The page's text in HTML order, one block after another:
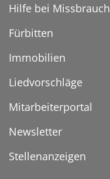
Hilfe bei Missbrauch
Fürbitten
Immobilien
Liedvorschläge
Mitarbeiterportal
Newsletter
Stellenanzeigen